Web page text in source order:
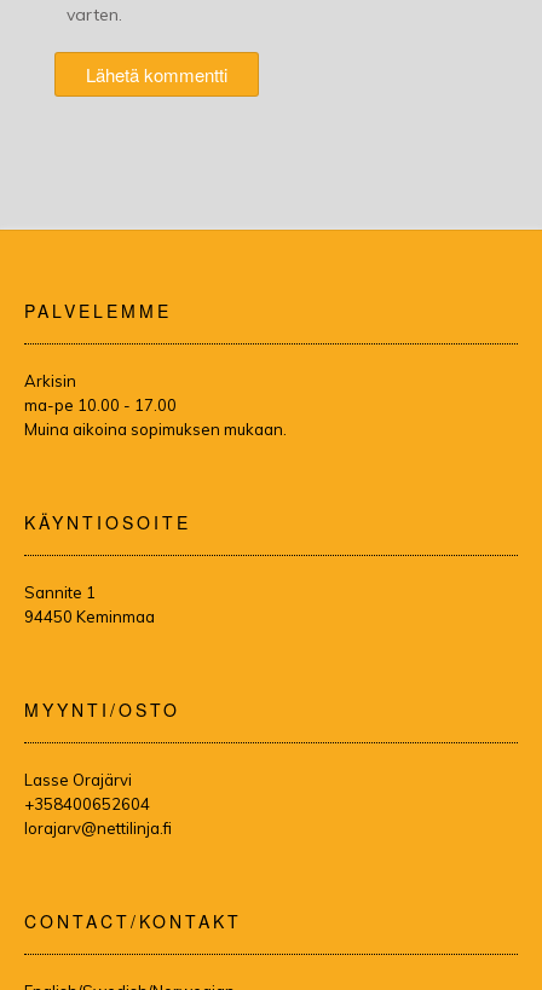
varten.
PALVELEMME
Arkisin
ma-pe 10.00 - 17.00
Muina aikoina sopimuksen mukaan.
KÄYNTIOSOITE
Sannite 1
94450 Keminmaa
MYYNTI/OSTO
Lasse Orajärvi
+358400652604
lorajarv@nettilinja.fi
CONTACT/KONTAKT